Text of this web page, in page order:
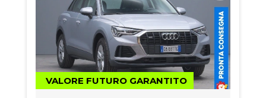
VALORE FUTURO GARANTITO